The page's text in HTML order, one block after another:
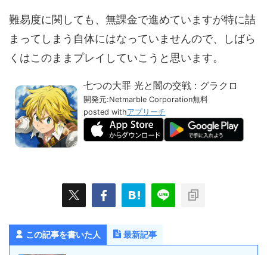
難易度に関しても、無課金で進めていますが特に詰
まってしまう自体にはなっていませんので、しばら
くはこのままプレイしていこうと思います。
七つの大罪 光と闇の交戦 : グラクロ
開発元:Netmarble Corporation無料
posted withアプリーチ
この記事を書いた人 最新記事